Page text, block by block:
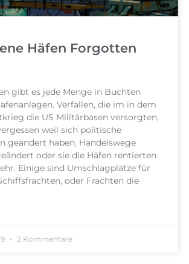
Häfen Forgotten
gibt es jede Menge in Buchten
Verfallen, die im in dem
die US Militärbasen versorgten,
weil sich politische
geändert haben, Handelswege
oder sie die Häfen rentierten
Einige sind Umschlagplätze für
oder Frachten die
2 Kommentare